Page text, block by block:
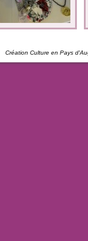
Création Culture en Pays